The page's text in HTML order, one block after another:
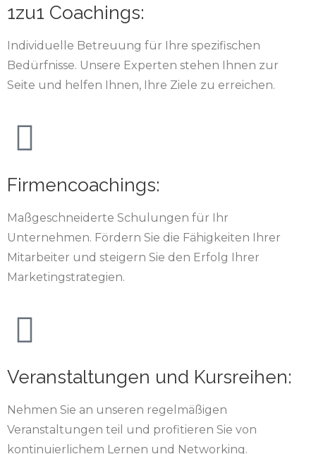
1zu1 Coachings:
Individuelle Betreuung für Ihre spezifischen
Bedürfnisse. Unsere Experten stehen Ihnen zur
Seite und helfen Ihnen, Ihre Ziele zu erreichen.
Firmencoachings:
Maßgeschneiderte Schulungen für Ihr
Unternehmen. Fördern Sie die Fähigkeiten Ihrer
Mitarbeiter und steigern Sie den Erfolg Ihrer
Marketingstrategien.
Veranstaltungen und Kursreihen:
Nehmen Sie an unseren regelmäßigen
Veranstaltungen teil und profitieren Sie von
kontinuierlichem Lernen und Networking.